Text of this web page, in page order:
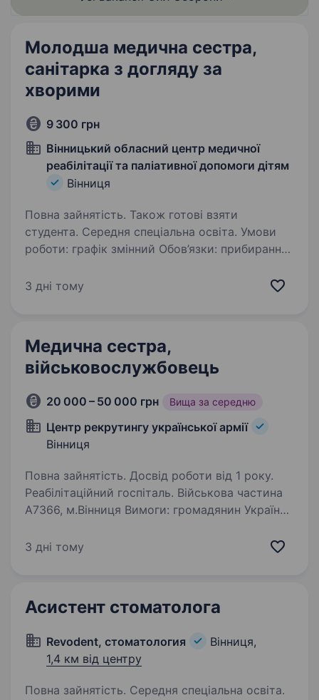
Молодша медична сестра,
санітарка з догляду за
хворими
9 300 грн
Вінницький обласний центр медичної
реабілітації та паліативної допомоги дітям
Вінниця
Повна зайнятість. Також готові взяти
студента. Середня спеціальна освіта. Умови
роботи: графік змінний Обов’язки: прибирання
дітьми Більш детальна інформація
3 дні тому
Медична сестра,
військовослужбовець
20 000 – 50 000 грн Вища за середню
Центр рекрутингу української армії
Вінниця
Повна зайнятість. Досвід роботи від 1 року.
Реабілітаційний госпіталь. Військова частина
А7366, м.Вінниця Вимоги: громадянин України
вищої освіти за спеціальністю
3 дні тому
Асистент стоматолога
Revodent, стоматология
Вінниця,
1,4 км від центру
Повна зайнятість. Середня спеціальна освіта.